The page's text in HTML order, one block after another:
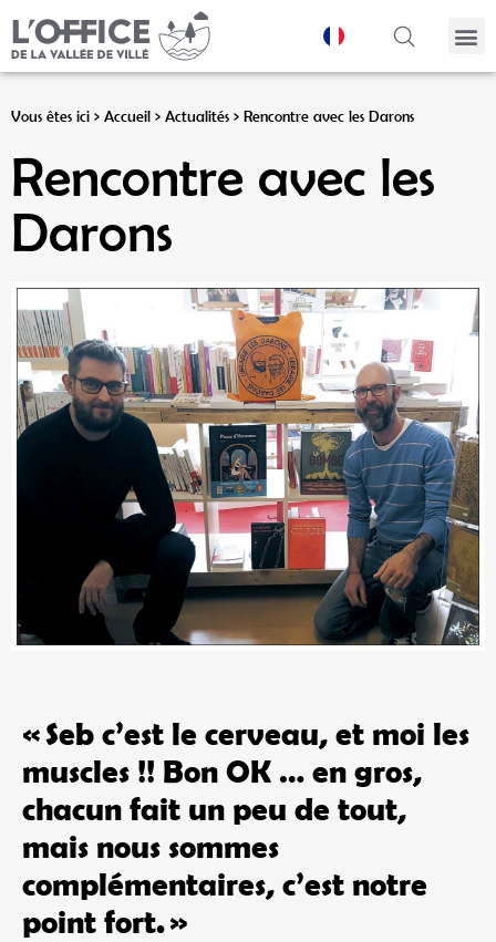
Vous êtes ici > Accueil > Actualités > Rencontre avec les Darons
Rencontre avec les
Darons
« Seb c’est le cerveau, et moi les
muscles !! Bon OK … en gros,
chacun fait un peu de tout,
mais nous sommes
complémentaires, c’est notre
point fort. »
Panneau de gestion des cookies